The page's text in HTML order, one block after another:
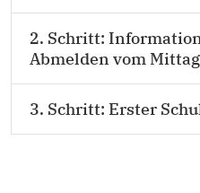
2. Schritt:
Abmelden vom
3. Schritt: Erster